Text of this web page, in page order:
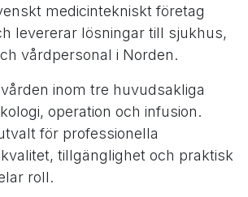
medicintekniskt företag
levererar lösningar till sjukhus,
vårdpersonal i Norden.
inom tre huvudsakliga
operation och infusion.
för professionella
tillgänglighet och praktisk
roll.